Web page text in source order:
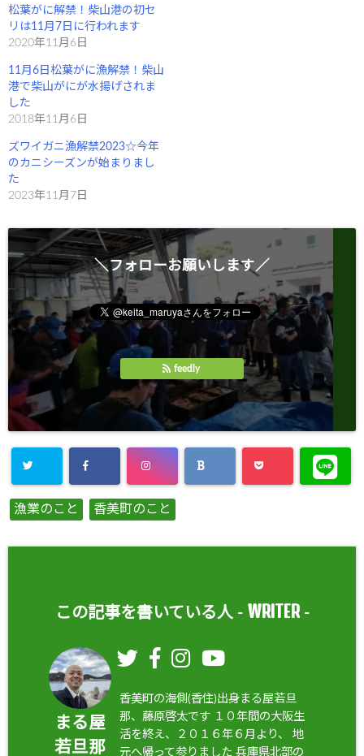
き
ま
す
)
し
い
ウ
ィ
ン
ド
ウ
で
開
ま
す
松葉がに解禁！柴山港の初セ
リは11月7日に行われます
2020年11月6日
11月6日松葉がに漁解禁！柴山
港で柴山がにが水揚げされま
した
2018年11月6日
ズワイガニ漁解禁2023☆今年
のカニシーズンが始まりまし
た
2023年11月7日
＼フォローお願いします／
feedly
漁業のこと 香美町のこと
この記事を書いている人 - WRITER-
まる屋
若旦那
香美町の海側(香住)出身まる屋若旦
那、藤原啓太です １０年間の大阪生
活を終え、２０１６年６月より、 地
元へ帰って参りました 兵庫県北部の